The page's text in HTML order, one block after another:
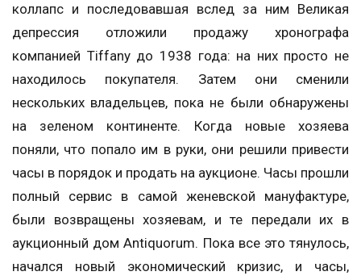
коллапс и последовавшая вслед за ним Великая
депрессия отложили продажу хронографа
компанией Tiffany до 1938 года: на них просто не
находилось покупателя. Затем они сменили
нескольких владельцев, пока не были обнаружены
на зеленом континенте. Когда новые хозяева
поняли, что попало им в руки, они решили привести
часы в порядок и продать на аукционе. Часы прошли
полный сервис в самой женевской мануфактуре,
были возвращены хозяевам, и те передали их в
аукционный дом Antiquorum. Пока все это тянулось,
начался новый экономический кризис, и часы,